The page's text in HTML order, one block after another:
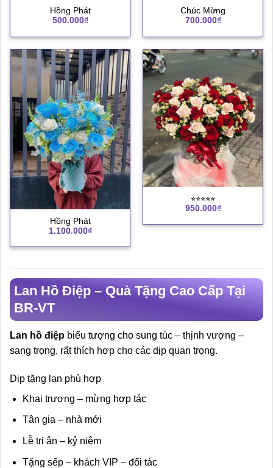
Hồng Phát
500.000₫
Chúc Mừng
700.000₫
Hồng Phát
1.100.000₫
⭐︎⭐︎⭐︎⭐︎⭐︎
950.000₫
Lan Hồ Điệp – Quà Tặng Cao Cấp Tại
BR-VT
Lan hồ điệp biểu tượng cho sung túc – thịnh vượng –
sang trọng, rất thích hợp cho các dịp quan trọng.
Dịp tặng lan phù hợp
Khai trương – mừng hợp tác
Tân gia – nhà mới
Lễ tri ân – kỷ niệm
Tặng sếp – khách VIP – đối tác